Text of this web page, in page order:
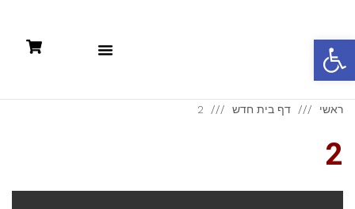
ראשי דף בית חדש 2
2
פתח סרגל נגישות